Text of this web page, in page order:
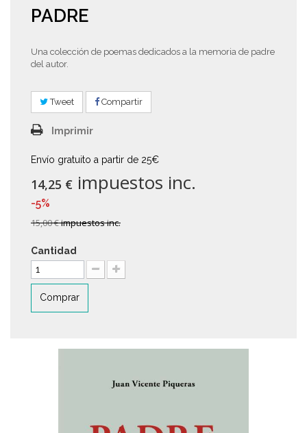
PADRE
Una colección de poemas dedicados a la memoria de padre
del autor.
Tweet Compartir
Imprimir
Envío gratuito a partir de 25€
14,25 € impuestos inc.
-5%
15,00 €impuestos inc.
Cantidad
Comprar